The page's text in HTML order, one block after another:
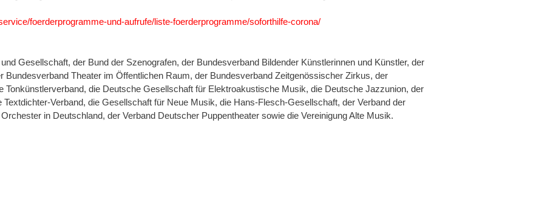
foerderprogramme-und-aufrufe/liste-foerderprogramme/soforthilfe-corona/
Gesellschaft, der Bund der Szenografen, der Bundesverband Bildender Künstlerinnen und Künstler, der
Bundesverband Theater im Öffent­li­­­chen Raum, der Bundesverband Zeitgenössischer Zirkus, der
Tonkünstlerverband, die Deutsche Gesellschaft für Elektro­akus­tische Musik, die Deutsche Jazzunion, der
Verband, die Ge­sel­lschaft für Neue Musik, die Hans-Flesch-Gesellschaft, der Verband der
in Deutschland, der Ver­band Deut­scher Pup­pen­theater sowie die Vereinigung Alte Mu­sik.